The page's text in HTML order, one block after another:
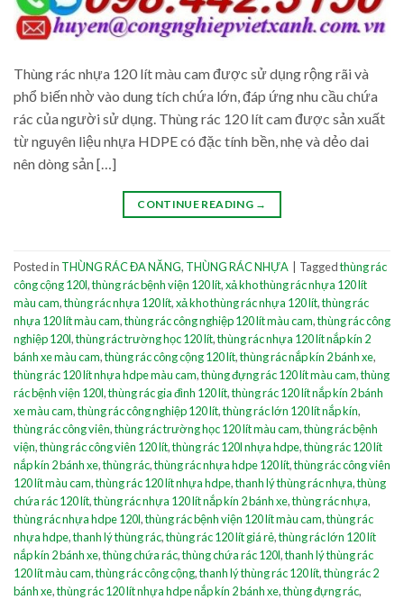
Thùng rác nhựa 120 lít màu cam được sử dụng rộng rãi và
phổ biến nhờ vào dung tích chứa lớn, đáp ứng nhu cầu chứa
rác của người sử dụng. Thùng rác 120 lít cam được sản xuất
từ nguyên liệu nhựa HDPE có đặc tính bền, nhẹ và dẻo dai
nên dòng sản […]
CONTINUE READING →
Posted in THÙNG RÁC ĐA NĂNG, THÙNG RÁC NHỰA Taggedthùng rác
công cộng 120l,thùng rác bệnh viện 120 lít,xả kho thùng rác nhựa 120 lít
màu cam,thùng rác nhựa 120 lít,xả kho thùng rác nhựa 120 lít,thùng rác
nhựa 120 lít màu cam,thùng rác công nghiệp 120 lít màu cam,thùng rác công
nghiệp 120l,thùng rác trường học 120 lít,thùng rác nhựa 120 lít nắp kín 2
bánh xe màu cam,thùng rác công cộng 120 lít,thùng rác nắp kín 2 bánh xe,
thùng rác 120 lít nhựa hdpe màu cam,thùng đựng rác 120 lít màu cam,thùng
rác bệnh viện 120l,thùng rác gia đình 120 lít,thùng rác 120 lít nắp kín 2 bánh
xe màu cam,thùng rác công nghiệp 120 lít,thùng rác lớn 120 lít nắp kín,
thùng rác công viên,thùng rác trường học 120 lít màu cam,thùng rác bệnh
viện,thùng rác công viên 120 lít,thùng rác 120l nhựa hdpe,thùng rác 120 lít
nắp kín 2 bánh xe,thùng rác,thùng rác nhựa hdpe 120 lít,thùng rác công viên
120 lít màu cam,thùng rác 120 lít nhựa hdpe,thanh lý thùng rác nhựa,thùng
chứa rác 120 lít,thùng rác nhựa 120 lít nắp kín 2 bánh xe,thùng rác nhựa,
thùng rác nhựa hdpe 120l,thùng rác bệnh viện 120 lít màu cam,thùng rác
nhựa hdpe,thanh lý thùng rác,thùng rác 120 lít giá rẻ,thùng rác lớn 120 lít
nắp kín 2 bánh xe,thùng chứa rác,thùng chứa rác 120l,thanh lý thùng rác
120 lít màu cam,thùng rác công cộng,thanh lý thùng rác 120 lít,thùng rác 2
bánh xe,thùng rác 120 lít nhựa hdpe nắp kín 2 bánh xe,thùng đựng rác,